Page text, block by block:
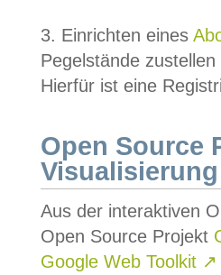
3. Einrichten eines
Pegelstände
Hierfür ist eine
Open Source
Visualisierung
Aus der interaktiven
Open Source Projekt
Google Web Toolkit ↗